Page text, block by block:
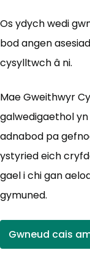
Os ydych wedi
bod angen
cysylltwch â ni.
Mae Gweithwyr
galwedigaethol
adnabod pa
ystyried eich
gael i chi gan
gymuned.
Gwneud cais